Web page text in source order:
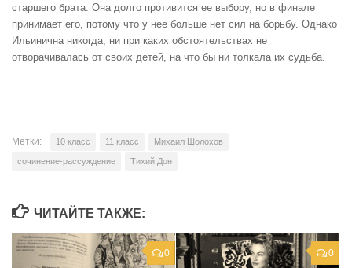
старшего брата. Она долго противится ее выбору, но в финале
принимает его, потому что у нее больше нет сил на борьбу. Однако
Ильинична никогда, ни при каких обстоятельствах не
отворачивалась от своих детей, на что бы ни толкала их судьба.
Метки: 10 класс 11 класс Михаил Шолохов
сочинение-рассуждение Тихий Дон
ЧИТАЙТЕ ТАКЖЕ:
0 0